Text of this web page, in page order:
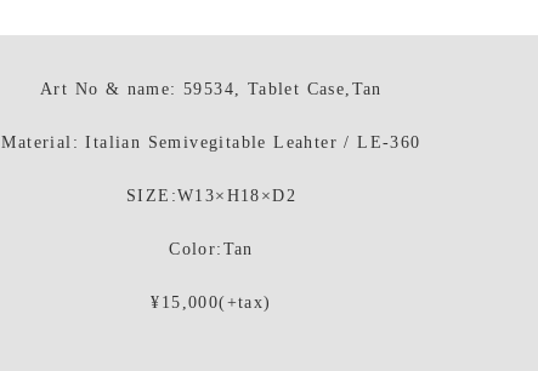
Art No & name: 59534, Tablet Case,Tan
Material: Italian Semivegitable Leahter / LE-360
SIZE:W13×H18×D2
Color:Tan
¥15,000(+tax)